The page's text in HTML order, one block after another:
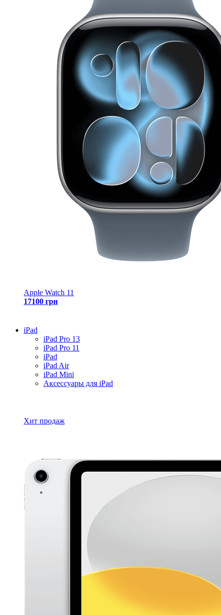
Apple Watch 11
17100 грн
iPad
iPad Pro 13
iPad Pro 11
iPad
iPad Air
iPad Mini
Аксессуары для iPad
Хит продаж